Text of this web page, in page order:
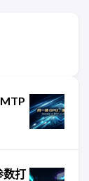
数打